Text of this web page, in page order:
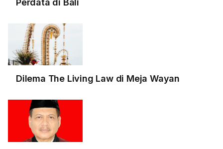
Perdata di Bali
Dilema The Living Law di Meja Wayan